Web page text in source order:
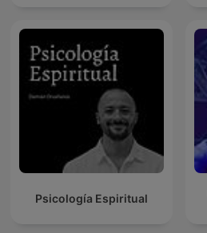
Psicología Espiritual